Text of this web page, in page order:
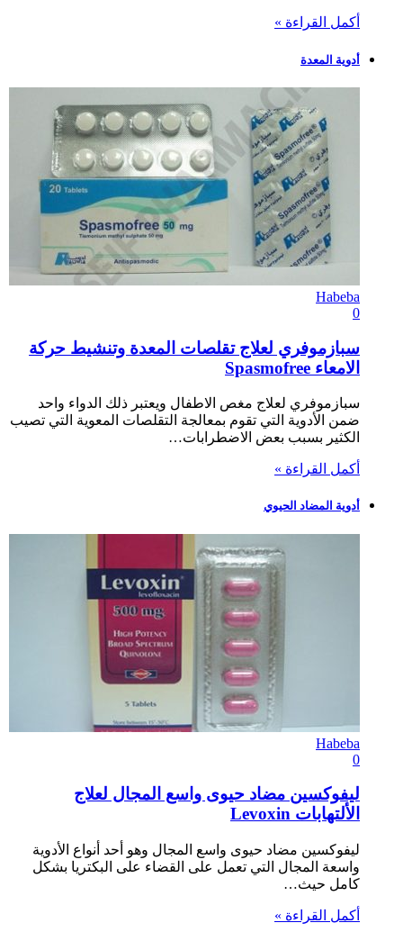
أكمل القراءة »
أدوية المعدة
Habeba
0
سبازموفري لعلاج تقلصات المعدة وتنشيط حركة
الامعاء Spasmofree
سبازموفري لعلاج مغص الاطفال ويعتبر ذلك الدواء واحد
ضمن الأدوية التي تقوم بمعالجة التقلصات المعوية التي تصيب
الكثير بسبب بعض الاضطرابات…
أكمل القراءة »
أدوية المضاد الحيوي
Habeba
0
ليفوكسين مضاد حيوى واسع المجال لعلاج
الألتهابات Levoxin
ليفوكسين مضاد حيوى واسع المجال وهو أحد أنواع الأدوية
واسعة المجال التي تعمل على القضاء على البكتريا بشكل
كامل حيث…
أكمل القراءة »